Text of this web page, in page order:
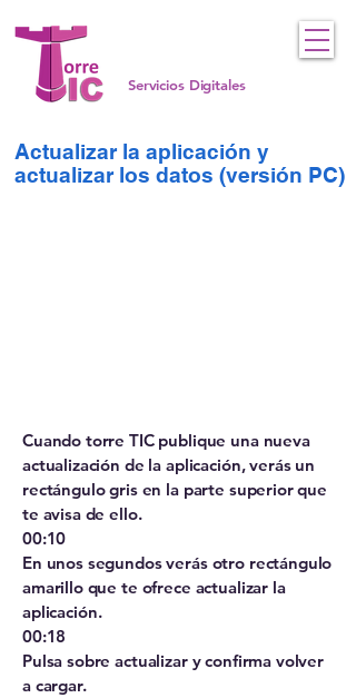
Servicios Digitales
Actualizar la aplicación y
actualizar los datos (versión PC)
Cuando torre TIC publique una nueva
actualización de la aplicación, verás un
rectángulo gris en la parte superior que
te avisa de ello.
00:10
En unos segundos verás otro rectángulo
amarillo que te ofrece actualizar la
aplicación.
00:18
Pulsa sobre actualizar y confirma volver
a cargar.